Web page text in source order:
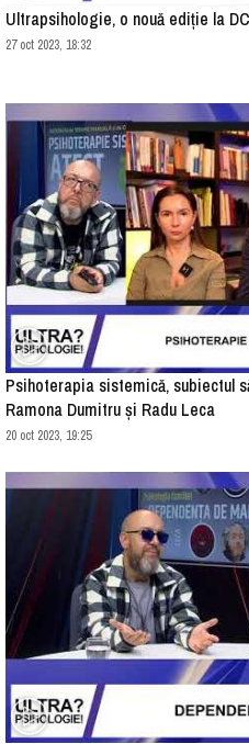
Ultrapsihologie, o nouă ediție la
27 oct 2023, 18:32
Psihoterapia sistemică, subiectul
Ramona Dumitru și Radu Leca
20 oct 2023, 19:25